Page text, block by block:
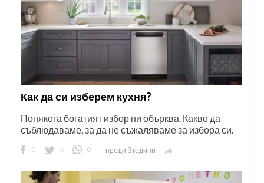
Как да си изберем кухня?
Понякога богатият избор ни обърква. Какво да
съблюдаваме, за да не съжаляваме за избора си.
0 0 0 преди 3 години 